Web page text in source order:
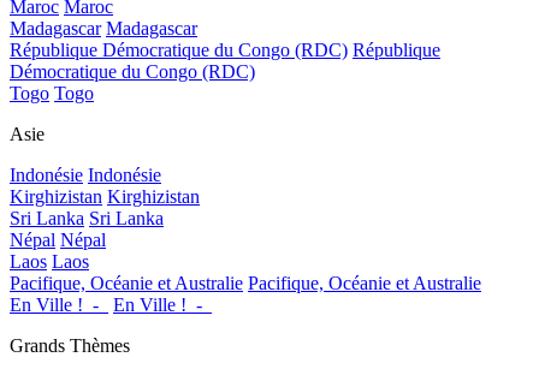
Maroc Maroc
Madagascar Madagascar
République Démocratique du Congo (RDC) République
Démocratique du Congo (RDC)
Togo Togo
Asie
Indonésie Indonésie
Kirghizistan Kirghizistan
Sri Lanka Sri Lanka
Népal Népal
Laos Laos
Pacifique, Océanie et Australie Pacifique, Océanie et Australie
En Ville !_-_
En Ville !_-_
Grands Thèmes